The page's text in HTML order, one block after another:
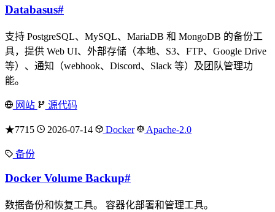
Databasus#
支持 PostgreSQL、MySQL、MariaDB 和 MongoDB 的备份工
具，提供 Web UI、外部存储（本地、S3、FTP、Google Drive
等）、通知（webhook、Discord、Slack 等）及团队管理功
能。
网站 源代码
★7715 2026-07-14 Docker Apache-2.0
备份
Docker Volume Backup#
数据备份和恢复工具。 容器化部署和管理工具。